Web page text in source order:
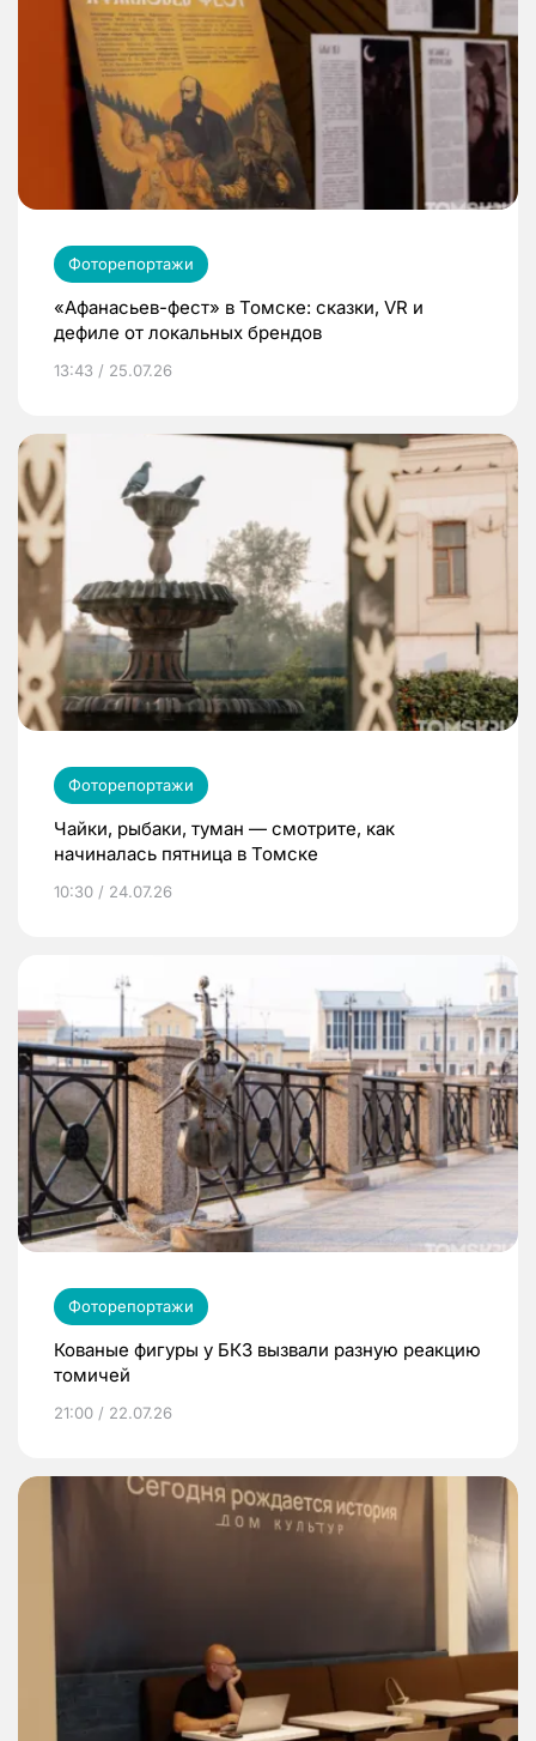
Фоторепортажи
«Афанасьев-фест» в Томске: сказки, VR и
дефиле от локальных брендов
13:43 / 25.07.26
Фоторепортажи
Чайки, рыбаки, туман — смотрите, как
начиналась пятница в Томске
10:30 / 24.07.26
Фоторепортажи
Кованые фигуры у БКЗ вызвали разную реакцию
томичей
21:00 / 22.07.26